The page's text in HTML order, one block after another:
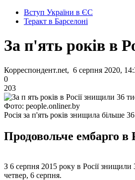
Вступ України в ЄС
Теракт в Барселоні
За п'ять років в
Корреспондент.net, 6 серпня 2020,
0
203
Фото: people.onliner.by
Росія за п'ять років знищила більше
Продовольче ембарго в
З 6 серпня 2015 року в Росії знищили
четвер, 6 серпня.